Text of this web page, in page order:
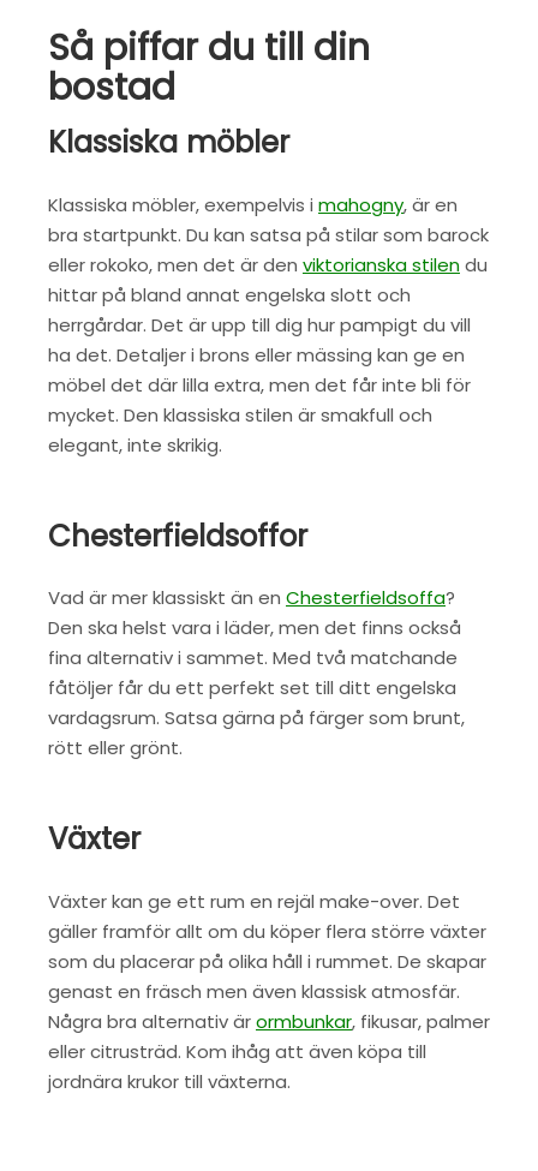
Så piffar du till din
bostad
Klassiska möbler
Klassiska möbler, exempelvis i mahogny, är en
bra startpunkt. Du kan satsa på stilar som barock
eller rokoko, men det är den viktorianska stilendu
hittar på bland annat engelska slott och
herrgårdar. Det är upp till dig hur pampigt du vill
ha det. Detaljer i brons eller mässing kan ge en
möbel det där lilla extra, men det får inte bli för
mycket. Den klassiska stilen är smakfull och
elegant, inte skrikig.
Chesterfieldsoffor
Vad är mer klassiskt än en Chesterfieldsoffa?
Den ska helst vara i läder, men det finns också
fina alternativ i sammet. Med två matchande
fåtöljer får du ett perfekt set till ditt engelska
vardagsrum. Satsa gärna på färger som brunt,
rött eller grönt.
Växter
Växter kan ge ett rum en rejäl make-over. Det
gäller framför allt om du köper flera större växter
som du placerar på olika håll i rummet. De skapar
genast en fräsch men även klassisk atmosfär.
Några bra alternativ ärormbunkar, fikusar, palmer
eller citrusträd. Kom ihåg att även köpa till
jordnära krukor till växterna.